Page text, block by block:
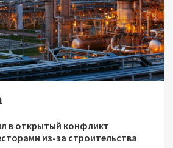
в открытый конфликт
из-за строительства